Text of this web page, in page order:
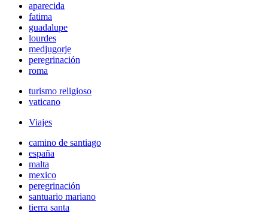
aparecida
fatima
guadalupe
lourdes
medjugorje
peregrinación
roma
turismo religioso
vaticano
Viajes
camino de santiago
españa
malta
mexico
peregrinación
santuario mariano
tierra santa